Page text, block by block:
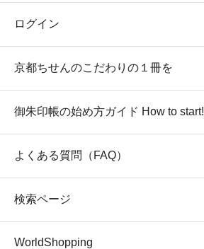
ログイン
京都ちせんのこだわりの１冊を
御朱印帳の始め方ガイド How to start!
よくある質問（FAQ）
検索ページ
WorldShopping